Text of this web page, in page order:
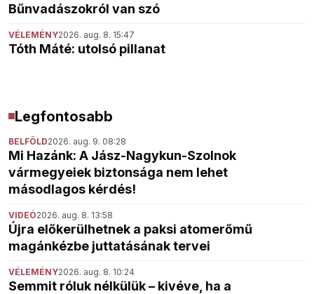
Bűnvadászokról van szó
VÉLEMÉNY2026. aug. 8. 15:47
Tóth Máté: utolsó pillanat
Legfontosabb
BELFÖLD2026. aug. 9. 08:28
Mi Hazánk: A Jász-Nagykun-Szolnok
vármegyeiek biztonsága nem lehet
másodlagos kérdés!
VIDEÓ2026. aug. 8. 13:58
Újra előkerülhetnek a paksi atomerőmű
magánkézbe juttatásának tervei
VÉLEMÉNY2026. aug. 8. 10:24
Semmit róluk nélkülük – kivéve, ha a